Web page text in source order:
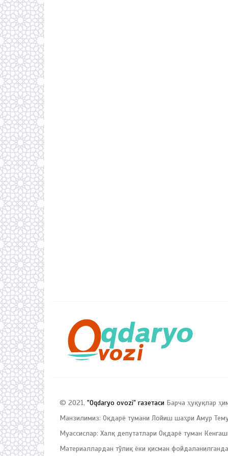
© 2021, "Oqdaryo ovozi" газетаси Барча ҳуқуқлар
Манзилимиз: Оқдарё тумани Лойиш шаҳри Амур
Муассислар: Халқ депутатлари Оқдарё туман
Материаллардан тўлиқ ёки қисман